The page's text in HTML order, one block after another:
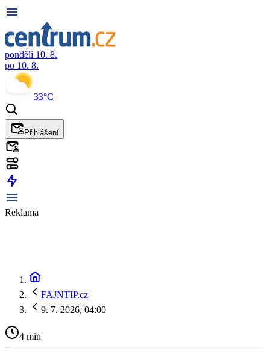
pondělí 10. 8.
po 10. 8.
33°C
Přihlášení
Reklama
FAJNTIP.cz
9. 7. 2026, 04:00
4 min